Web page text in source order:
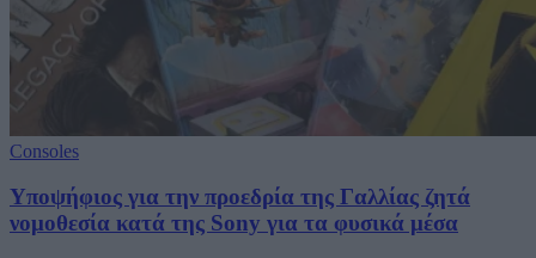
Consoles
Υποψήφιος για την προεδρία της Γαλλίας ζητά
νομοθεσία κατά της Sony για τα φυσικά μέσα